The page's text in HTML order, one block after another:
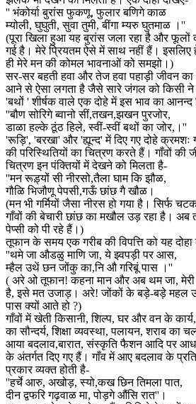
'' भंकोर्या बुरांस फुकणू, फुलार बणिगे काळ
म्योली, घुघुती, सुवा तुमी, बींगा म्यरु घुतमाळ ।''
(पूरा खिला हुआ यह बुरांस जला रहा है और फूलों
गई है। मेरे प्रियतम ऐसे में साथ नहीं हैं। इसलिए
ही मेरे मन की कोमल भावनाओं को समझो।)
सर-सर बहती हवा और तेज हवा पहाड़ी जीवन
आने से ऐसा लगता है जैसे सारे जंगल को किसी ने
'बथों ' शीर्षक वाले एक दोहे में इस भाव का
''बौण सोरिगे ब्वानो सीं,तखन,झखन पुरजोर,
डाळा हल्के ठूंठ हिले, स्वीं-स्वीं बथों का जोर,।''
'रूड़ि', 'बरखा' और 'ह्यून्द' में दिए गए दोहे
की परिस्थितियों का चित्रण करते हैं। गाँवों
चित्रण इन पंक्तियों में देखने को मिलता है-
''मन रूड़्यों सी नीरसो,तैला घाम कि झौळ,
गौळि भिजौणू पेपसी,गऊँ छांछ गै खौळ।
(मन भी गर्मियों जैसा नीरस हो गया है। सिर्फ
गाँवों की बेचारी छांछ का मखौल उड़ रहा है। अब
पेप्सी को पी रहे हैं।)
तूफान के समय एक गरीब की विपत्ति को यह
''थमे जा औडळु माणि जा, ये झ्वपड़ी पर आस,
म्हैल उथें छन जोंकु का,नि औ गरिबूं पास ।''
( अरे ओ तूफान! कहना मान और अब थम जा, मेरी
है, इसे मत उजाड़। अरे! जोंकों के बड़े-बड़े महल
पास क्यों आते हो ?)
गाँवों में खेती किसानी, शिल्प, घर और वन के
का सौन्दर्य, शिक्षा व्यवस्था, पलायन, शराब का
आया बदलाव,बारात, संस्कृति फैशन आदि पर
के अंतर्गत दिए गए हैं। गाँव में आए बदलाव के
प्रकार व्यक्त होती है-
''हर्चे आरु, अखोड़, स्यो,कख छिन तिमला पात,
दीन द्वफरि गढ़वाळ मा, पोड़गे औंसि रात''।